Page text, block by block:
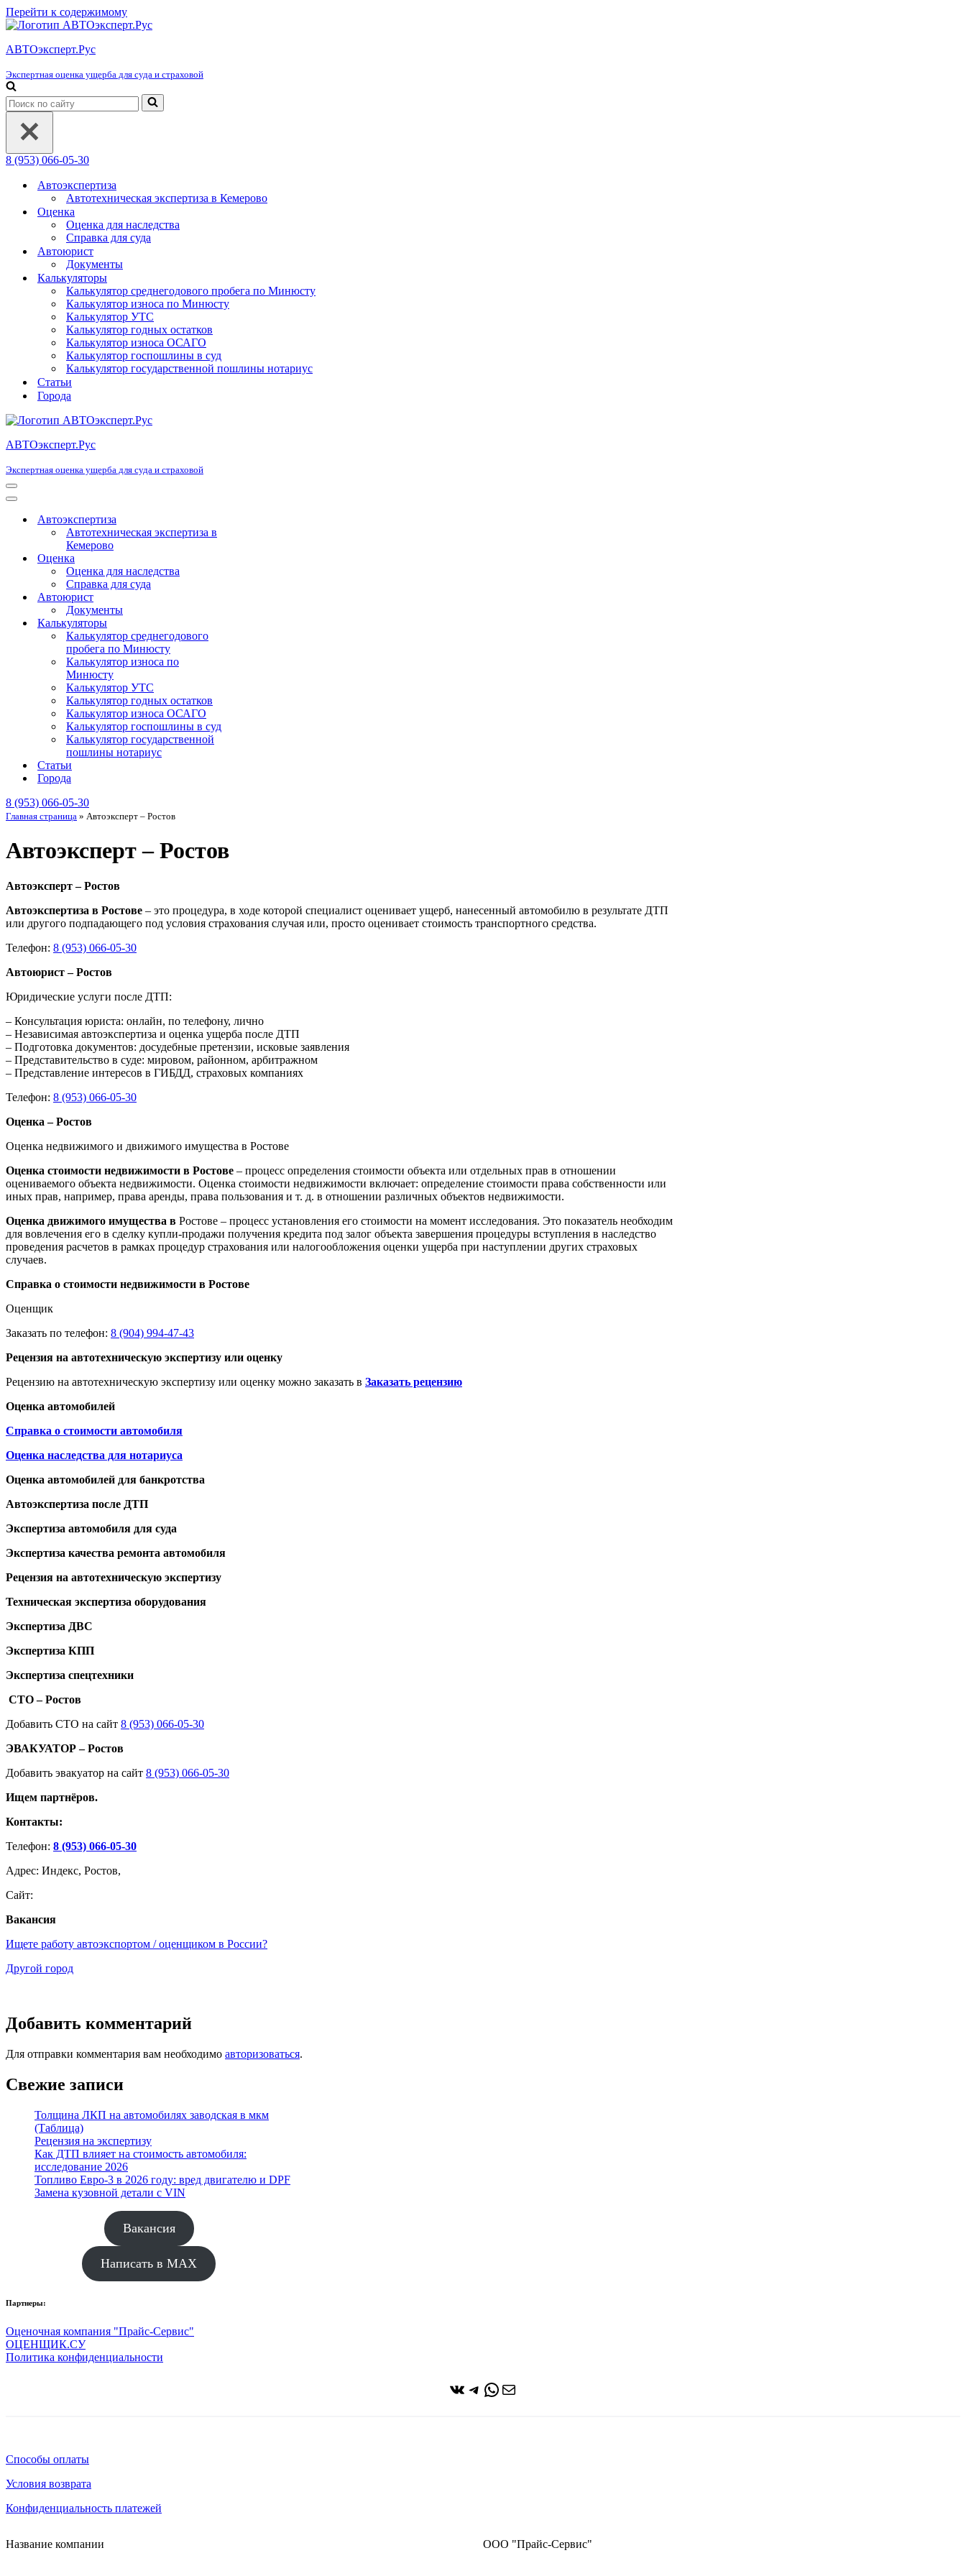
Перейти к содержимому
АВТОэксперт.Рус
Экспертная оценка ущерба для суда и страховой
Искать...
8 (953) 066-05-30
Автоэкспертиза
Автотехническая экспертиза в Кемерово
Оценка
Оценка для наследства
Справка для суда
Автоюрист
Документы
Калькуляторы
Калькулятор среднегодового пробега по Минюсту
Калькулятор износа по Минюсту
Калькулятор УТС
Калькулятор годных остатков
Калькулятор износа ОСАГО
Калькулятор госпошлины в суд
Калькулятор государственной пошлины нотариус
Статьи
Города
АВТОэксперт.Рус
Экспертная оценка ущерба для суда и страховой
Меню
навигации
Меню
навигацииАвтоэкспертиза
Автотехническая экспертиза в
Кемерово
Оценка
Оценка для наследства
Справка для суда
Автоюрист
Документы
Калькуляторы
Калькулятор среднегодового
пробега по Минюсту
Калькулятор износа по
Минюсту
Калькулятор УТС
Калькулятор годных остатков
Калькулятор износа ОСАГО
Калькулятор госпошлины в суд
Калькулятор государственной
пошлины нотариус
Статьи
Города
8 (953) 066-05-30
Главная страница » Автоэксперт – Ростов
Автоэксперт – Ростов
Автоэксперт – Ростов
Автоэкспертиза в Ростове – это процедура, в ходе которой специалист оценивает ущерб, нанесенный автомобилю в результате ДТП
или другого подпадающего под условия страхования случая или, просто оценивает стоимость транспортного средства.
Телефон: 8 (953) 066-05-30
Автоюрист – Ростов
Юридические услуги после ДТП:
– Консультация юриста: онлайн, по телефону, лично
– Независимая автоэкспертиза и оценка ущерба после ДТП
– Подготовка документов: досудебные претензии, исковые заявления
– Представительство в суде: мировом, районном, арбитражном
– Представление интересов в ГИБДД, страховых компаниях
Телефон: 8 (953) 066-05-30
Оценка – Ростов
Оценка недвижимого и движимого имущества в Ростове
Оценка стоимости недвижимости в Ростове – процесс определения стоимости объекта или отдельных прав в отношении
оцениваемого объекта недвижимости. Оценка стоимости недвижимости включает: определение стоимости права собственности или
иных прав, например, права аренды, права пользования и т. д. в отношении различных объектов недвижимости.
Оценка движимого имущества в Ростове – процесс установления его стоимости на момент исследования. Это показатель необходим
для вовлечения его в сделку купли-продажи получения кредита под залог объекта завершения процедуры вступления в наследство
проведения расчетов в рамках процедур страхования или налогообложения оценки ущерба при наступлении других страховых
случаев.
Справка о стоимости недвижимости в Ростове
Оценщик
Заказать по телефон: 8 (904) 994-47-43
Рецензия на автотехническую экспертизу или оценку
Рецензию на автотехническую экспертизу или оценку можно заказать в Заказать рецензию
Оценка автомобилей
Справка о стоимости автомобиля
Оценка наследства для нотариуса
Оценка автомобилей для банкротства
Автоэкспертиза после ДТП
Экспертиза автомобиля для суда
Экспертиза качества ремонта автомобиля
Рецензия на автотехническую экспертизу
Техническая экспертиза оборудования
Экспертиза ДВС
Экспертиза КПП
Экспертиза спецтехники
СТО – Ростов
Добавить СТО на сайт 8 (953) 066-05-30
ЭВАКУАТОР – Ростов
Добавить эвакуатор на сайт 8 (953) 066-05-30
Ищем партнёров.
Контакты:
Телефон: 8 (953) 066-05-30
Адрес: Индекс, Ростов,
Сайт:
Вакансия
Ищете работу автоэкспортом / оценщиком в России?
Другой город
Добавить комментарий
Для отправки комментария вам необходимо авторизоваться.
Свежие записи
Толщина ЛКП на автомобилях заводская в мкм
(Таблица)
Рецензия на экспертизу
Как ДТП влияет на стоимость автомобиля:
исследование 2026
Топливо Евро-3 в 2026 году: вред двигателю и DPF
Замена кузовной детали с VIN
Вакансия
Написать в MAX
Партнеры:
Оценочная компания "Прайс-Сервис"
ОЦЕНЩИК.СУ
Политика конфиденциальности
ВКонтакте
Telegram
WhatsApp
Почта
Способы оплаты
Условия возврата
Конфиденциальность платежей
Название компании ООО "Прайс-Сервис"